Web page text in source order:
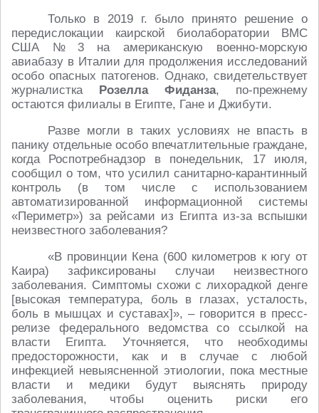
Только в 2019 г. было принято решение о
передислокации каирской биолаборатории ВМС
США № 3 на американскую военно-морскую
авиабазу в Италии для продолжения исследований
особо опасных патогенов. Однако, свидетельствует
журналистка Розелла Фиданза, по-прежнему
остаются филиалы в Египте, Гане и Джибути.
Разве могли в таких условиях не впасть в
панику отдельные особо впечатлительные граждане,
когда Роспотребнадзор в понедельник, 17 июля,
сообщил о том, что усилил санитарно-карантинный
контроль (в том числе с использованием
автоматизированной информационной системы
«Периметр») за рейсами из Египта из-за вспышки
неизвестного заболевания?
«В провинции Кена (600 километров к югу от
Каира) зафиксированы случаи неизвестного
заболевания. Симптомы схожи с лихорадкой денге
[высокая температура, боль в глазах, усталость,
боль в мышцах и суставах]», – говорится в пресс-
релизе федерального ведомства со ссылкой на
власти Египта. Уточняется, что необходимы
предосторожности, как и в случае с любой
инфекцией невыясненной этиологии, пока местные
власти и медики будут выяснять природу
заболевания, чтобы оценить риски его